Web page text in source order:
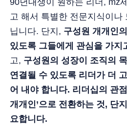
90년대생이 원하는 리더, mz
고 해서 특별한 전문지식이나
닙니다. 단지, 구성원 개개인
있도록 그들에게 관심을 가지
고, 구성원의 성장이 조직의
연결될 수 있도록 리더가 더
어 내야 합니다. 리더십의 관
개개인’으로 전환하는 것, 단
요합니다.